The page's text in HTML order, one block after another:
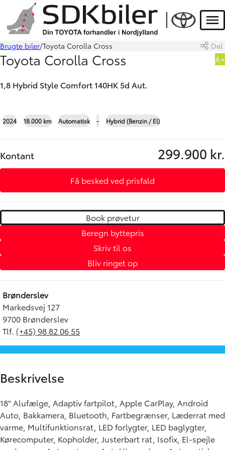
Book prøvetur Beregn byttepris
Brugte biler Toyota Corolla Cross Del
Toyota Corolla Cross
1,8 Hybrid Style Comfort 140HK 5d Aut.
A+
HYBRID
2024 18.000 km Automatisk - Hybrid (Benzin / El)
Kontant 299.900 kr.
Få besked ved prisfald
Book prøvetur
Beregn byttepris
Skriv til os
Bliv ringet op
Brønderslev
Markedsvej 127
9700 Brønderslev
Tlf. (+45) 98 82 06 55
Beskrivelse
18" Alufælge, Adaptiv fartpilot, Apple CarPlay, Android
Auto, Bakkamera, Bluetooth, Fartbegrænser, Læderrat med
varme, Multifunktionsrat, LED forlygter, LED baglygter,
Kørecomputer, Kopholder, Justerbart rat, Isofix, El-spejle